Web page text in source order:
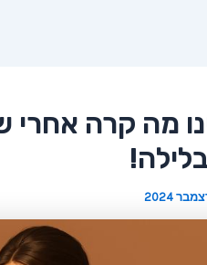
מה קרה